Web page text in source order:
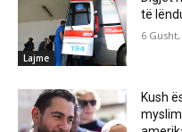
Lajme
të
6 Gusht,
Kush